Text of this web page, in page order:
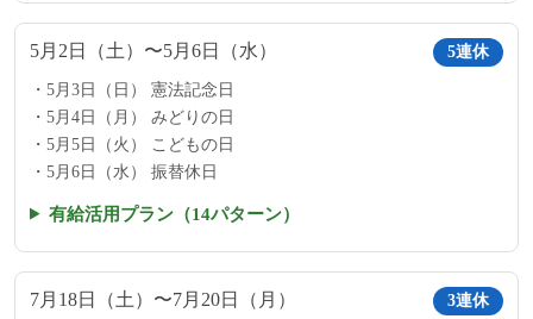
5月2日（土）〜5月6日（水） 5連休
5月3日（日） 憲法記念日
5月4日（月） みどりの日
5月5日（火） こどもの日
5月6日（水） 振替休日
有給活用プラン（14パターン）
7月18日（土）〜7月20日（月） 3連休